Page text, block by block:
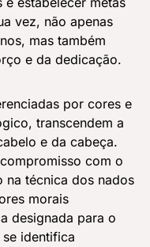
vez, não apenas
mas também
e da dedicação.
por cores e
transcendem a
e da cabeça.
com o
na técnica dos nados
morais
designada para o
identifica